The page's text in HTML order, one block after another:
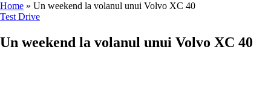
Home » Un weekend la volanul unui Volvo XC 40
Posted
Test Drive
Un weekend la volanul unui Volvo XC 40